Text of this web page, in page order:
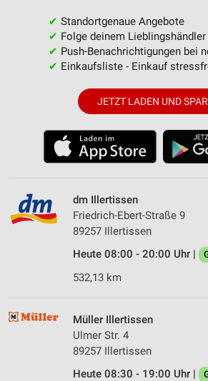
✔ Standortgenaue Angebote
✔ Folge deinem Lieblingshändler
✔ Push-Benachrichtigungen bei
✔ Einkaufsliste - Einkauf
JETZT LADEN UND
dm Illertissen
Friedrich-Ebert-Straße 9
89257 Illertissen
Heute 08:00 - 20:00 Uhr |
532,13 km
Müller Illertissen
Ulmer Str. 4
89257 Illertissen
Heute 08:30 - 19:00 Uhr |